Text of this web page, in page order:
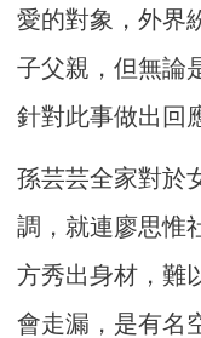
愛的對象，外界
子父親，但無論
針對此事做出回
孫芸芸全家對於
調，就連廖思惟
方秀出身材，難
會走漏，是有名